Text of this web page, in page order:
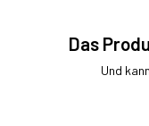
Das
Und